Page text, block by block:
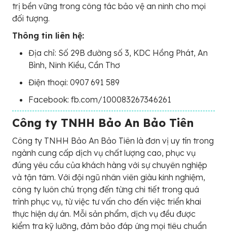
trị bền vững trong công tác bảo vệ an ninh cho mọi
đối tượng.
Thông tin liên hệ:
Địa chỉ: Số 29B đường số 3, KDC Hồng Phát, An
Bình, Ninh Kiều, Cần Thơ
Điện thoại: 0907 691 589
Facebook: fb.com/100083267346261
Công ty TNHH Bảo An Bảo Tiên
Công ty TNHH Bảo An Bảo Tiên là đơn vị uy tín trong
ngành cung cấp dịch vụ chất lượng cao, phục vụ
đúng yêu cầu của khách hàng với sự chuyên nghiệp
và tận tâm. Với đội ngũ nhân viên giàu kinh nghiệm,
công ty luôn chú trọng đến từng chi tiết trong quá
trình phục vụ, từ việc tư vấn cho đến việc triển khai
thực hiện dự án. Mỗi sản phẩm, dịch vụ đều được
kiểm tra kỹ lưỡng, đảm bảo đáp ứng mọi tiêu chuẩn